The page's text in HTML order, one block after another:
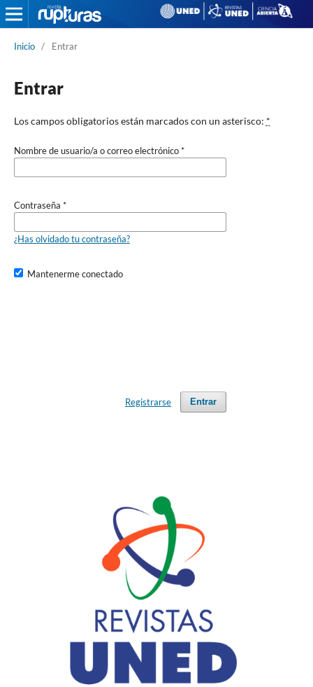
Inicio / Entrar
Entrar
Los campos obligatorios están marcados con un asterisco: *
Nombre de usuario/a o correo electrónico*
Contraseña *
¿Has olvidado tu contraseña?
Mantenerme conectado
Entrar
Registrarse